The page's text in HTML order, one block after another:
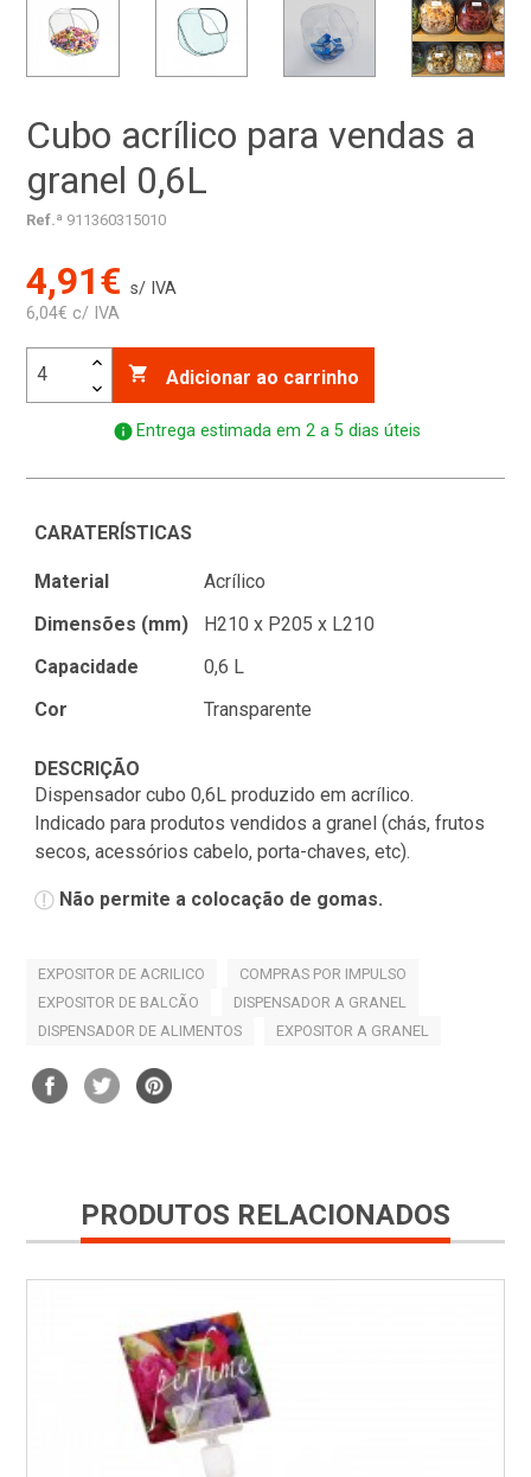
Cubo acrílico para vendas a
granel 0,6L
Ref.ª 911360315010
4,91€ s/ IVA
6,04€ c/ IVA
 Adicionar ao carrinho
info Entrega estimada em 2 a 5 dias úteis
CARATERÍSTICAS
Material
Acrílico
Dimensões (mm)
H210 x P205 x L210
Capacidade
0,6 L
Cor
Transparente
DESCRIÇÃO
Dispensador cubo 0,6L produzido em acrílico.
Indicado para produtos vendidos a granel (chás, frutos
secos, acessórios cabelo, porta-chaves, etc).
Não permite a colocação de gomas.
EXPOSITOR DE ACRILICO
COMPRAS POR IMPULSO
EXPOSITOR DE BALCÃO
DISPENSADOR A GRANEL
DISPENSADOR DE ALIMENTOS
EXPOSITOR A GRANEL
PRODUTOS RELACIONADOS